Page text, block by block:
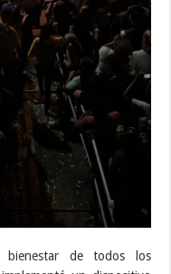
de todos los